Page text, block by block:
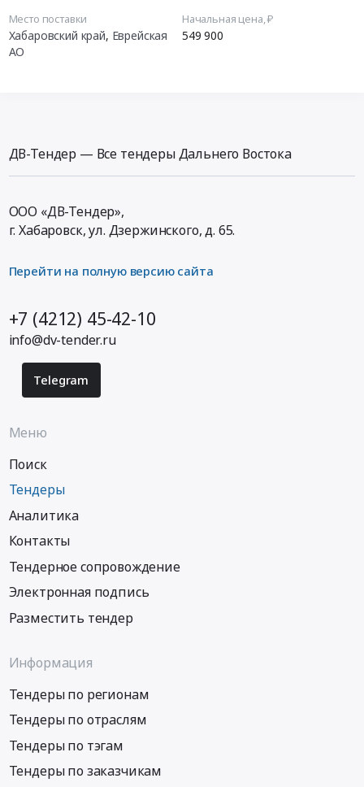
Место поставки
Хабаровский край, Еврейская
АО
Начальная цена, ₽
549 900
ДВ-Тендер — Все тендеры Дальнего Востока
ООО «ДВ-Тендер»,
г. Хабаровск,ул. Дзержинского, д. 65.
Перейти на полную версию сайта
+7 (4212) 45-42-10
info@dv-tender.ru
Telegram
Меню
Поиск
Тендеры
Аналитика
Контакты
Тендерное сопровождение
Электронная подпись
Разместить тендер
Информация
Тендеры по регионам
Тендеры по отраслям
Тендеры по тэгам
Тендеры по заказчикам